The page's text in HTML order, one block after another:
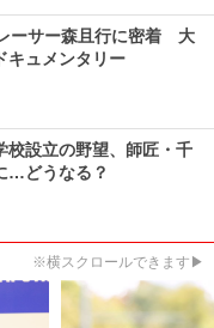
ーサー森且行に密着 大
キュメンタリー
校設立の野望、師匠・千
…どうなる？
※横スクロールできます▶